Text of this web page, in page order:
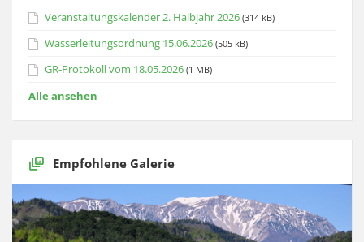
Veranstaltungskalender 2. Halbjahr 2026 (314 kB)
Wasserleitungsordnung 15.06.2026 (505 kB)
GR-Protokoll vom 18.05.2026 (1 MB)
Alle ansehen
Empfohlene Galerie